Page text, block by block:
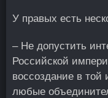
У правых есть
– Не допустить
Российской
воссоздание в
любые